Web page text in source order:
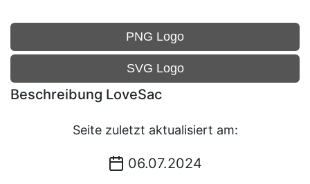
PNG Logo
SVG Logo
Beschreibung LoveSac
Seite zuletzt aktualisiert am:
06.07.2024